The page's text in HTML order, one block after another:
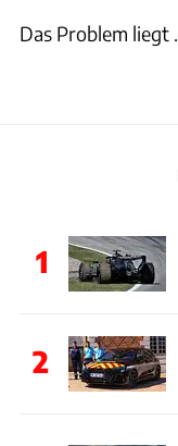
Das Problem liegt
1
2